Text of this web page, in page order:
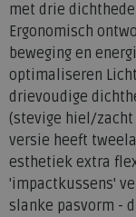
met drie
Ergonomisch
beweging en
optimaliseren
drievoudige
(stevige hiel/zacht
versie heeft
esthetiek extra
'impactkussens'
slanke pasvorm -